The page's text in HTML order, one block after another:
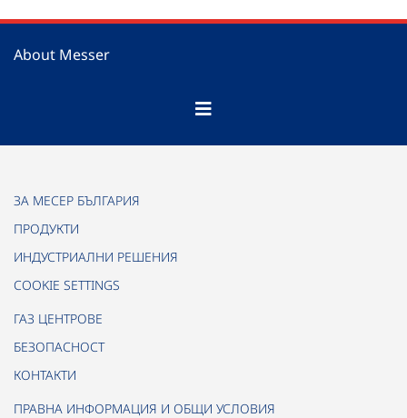
About Messer
ЗА МЕСЕР БЪЛГАРИЯ
ПРОДУКТИ
ИНДУСТРИАЛНИ РЕШЕНИЯ
COOKIE SETTINGS
ГАЗ ЦЕНТРОВЕ
БЕЗОПАСНОСТ
КОНТАКТИ
ПРАВНА ИНФОРМАЦИЯ И ОБЩИ УСЛОВИЯ